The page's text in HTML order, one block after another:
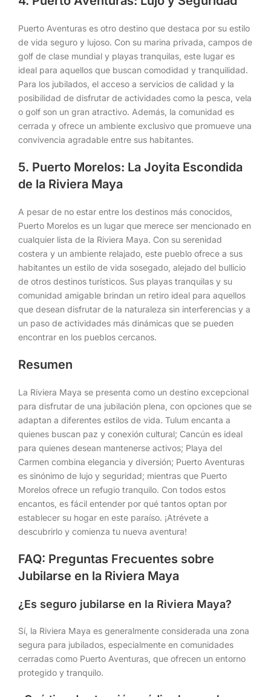
Puerto Aventuras es otro destino que destaca por su estilo
de vida seguro y lujoso. Con su marina privada, campos de
golf de clase mundial y playas tranquilas, este lugar es
ideal para aquellos que buscan comodidad y tranquilidad.
Para los jubilados, el acceso a servicios de calidad y la
posibilidad de disfrutar de actividades como la pesca, vela
o golf son un gran atractivo. Además, la comunidad es
cerrada y ofrece un ambiente exclusivo que promueve una
convivencia agradable entre sus habitantes.
5. Puerto Morelos: La Joyita Escondida
de la Riviera Maya
A pesar de no estar entre los destinos más conocidos,
Puerto Morelos es un lugar que merece ser mencionado en
cualquier lista de la Riviera Maya. Con su serenidad
costera y un ambiente relajado, este pueblo ofrece a sus
habitantes un estilo de vida sosegado, alejado del bullicio
de otros destinos turísticos. Sus playas tranquilas y su
comunidad amigable brindan un retiro ideal para aquellos
que desean disfrutar de la naturaleza sin interferencias y a
un paso de actividades más dinámicas que se pueden
encontrar en los pueblos cercanos.
Resumen
La Riviera Maya se presenta como un destino excepcional
para disfrutar de una jubilación plena, con opciones que se
adaptan a diferentes estilos de vida. Tulum encanta a
quienes buscan paz y conexión cultural; Cancún es ideal
para quienes desean mantenerse activos; Playa del
Carmen combina elegancia y diversión; Puerto Aventuras
es sinónimo de lujo y seguridad; mientras que Puerto
Morelos ofrece un refugio tranquilo. Con todos estos
encantos, es fácil entender por qué tantos optan por
establecer su hogar en este paraíso. ¡Atrévete a
descubrirlo y comienza tu nueva aventura!
FAQ: Preguntas Frecuentes sobre
Jubilarse en la Riviera Maya
¿Es seguro jubilarse en la Riviera Maya?
Sí, la Riviera Maya es generalmente considerada una zona
segura para jubilados, especialmente en comunidades
cerradas como Puerto Aventuras, que ofrecen un entorno
protegido y tranquilo.